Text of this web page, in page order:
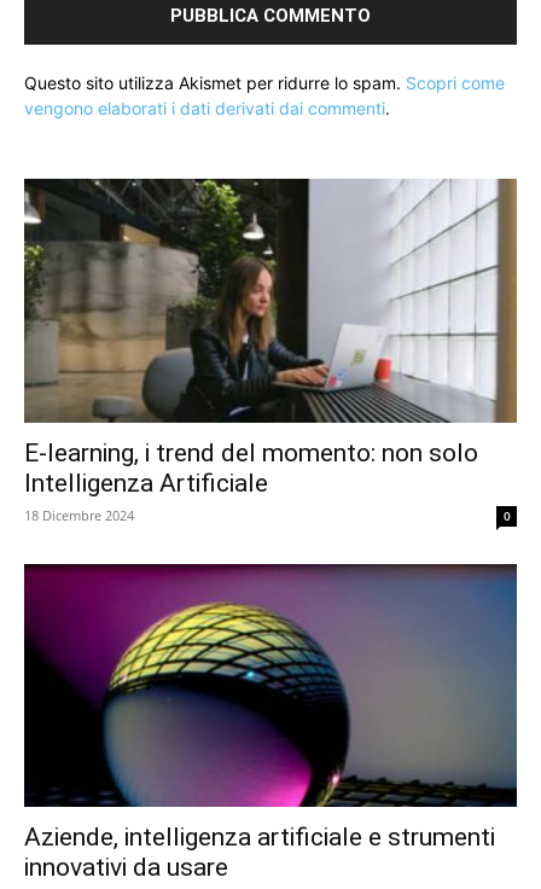
Questo sito utilizza Akismet per ridurre lo spam. Scopri come
vengono elaborati i dati derivati dai commenti.
E-learning, i trend del momento: non solo
Intelligenza Artificiale
18 Dicembre 2024 0
Aziende, intelligenza artificiale e strumenti
innovativi da usare